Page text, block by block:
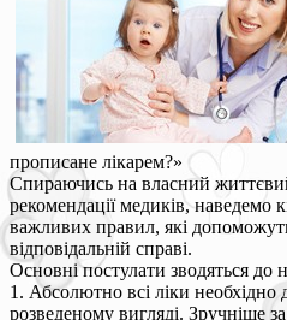
прописане лікарем?»
Спираючись на власний
рекомендації медиків, наведемо
важливих правил, які
відповідальній справі.
Основні постулати зводяться до
1. Абсолютно всі ліки необхідно
розведеному вигляді. Зручніше